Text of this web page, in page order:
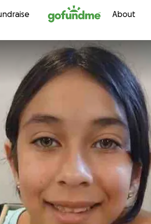
Skip to content About